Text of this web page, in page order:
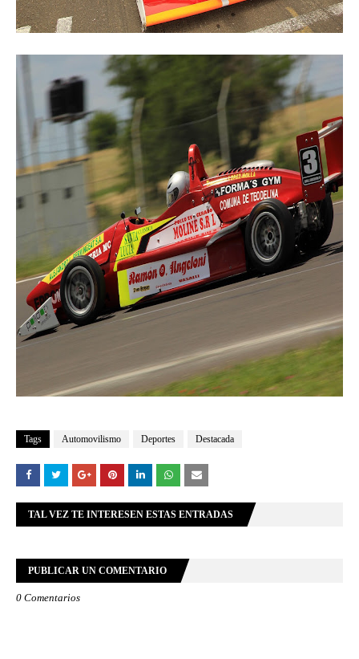
Tags Automovilismo Deportes Destacada
TAL VEZ TE INTERESEN ESTAS ENTRADAS
PUBLICAR UN COMENTARIO
0 Comentarios